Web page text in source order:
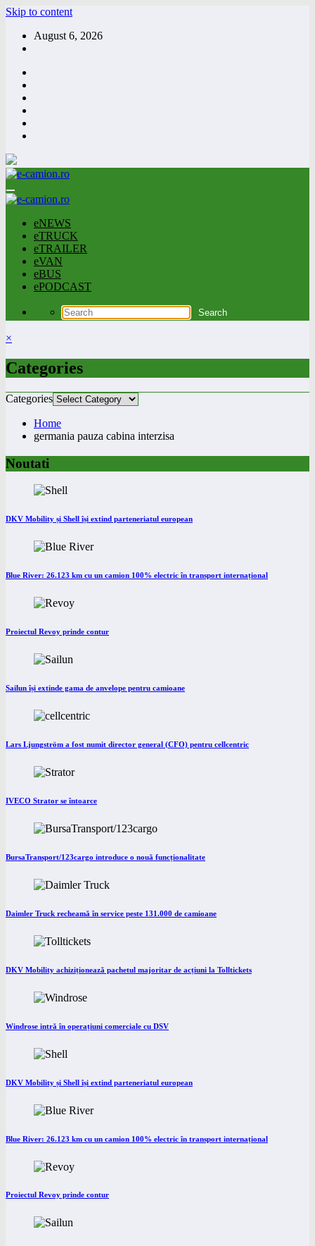
Skip to content
August 6, 2026
eNEWS
eTRUCK
eTRAILER
eVAN
eBUS
ePODCAST
×
Categories
Categories
Home
germania pauza cabina interzisa
Noutati
DKV Mobility și Shell își extind parteneriatul european
Blue River: 26.123 km cu un camion 100% electric în transport internațional
Proiectul Revoy prinde contur
Sailun își extinde gama de anvelope pentru camioane
Lars Ljungström a fost numit director general (CFO) pentru cellcentric
IVECO Strator se întoarce
BursaTransport/123cargo introduce o nouă funcționalitate
Daimler Truck recheamă în service peste 131.000 de camioane
DKV Mobility achiziționează pachetul majoritar de acțiuni la Tolltickets
Windrose intră în operațiuni comerciale cu DSV
DKV Mobility și Shell își extind parteneriatul european
Blue River: 26.123 km cu un camion 100% electric în transport internațional
Proiectul Revoy prinde contur